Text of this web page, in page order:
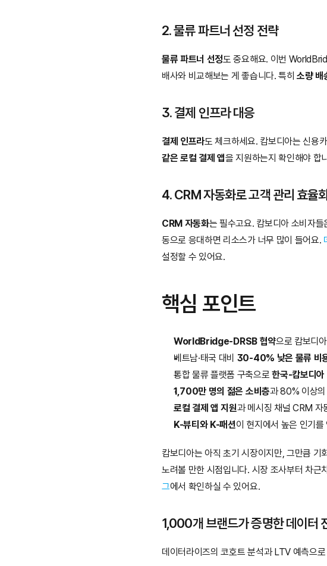
2. 물류 파트너 선정 전략
물류 파트너 선정도 중요해요. 이번
배사와 비교해보는 게 좋습니다. 특히 소량 배
3. 결제 인프라 대응
결제 인프라도 체크하세요. 캄보디아는 신용
같은 로컬 결제 앱을 지원하는지 확인해야 합
4. CRM 자동화로 고객 관리 효율
CRM 자동화는 필수고요. 캄보디아 소비자
동으로 응대하면 리소스가 너무 많이 들어요.
설정할 수 있어요.
핵심 포인트
WorldBridge-DRSB 협약으로 캄보디
베트남·태국 대비 30-40% 낮은 물류 비
통합 물류 플랫폼 구축으로 한국-캄보디
1,700만 명의 젊은 소비층과 80% 이상의
로컬 결제 앱 지원과 메시징 채널 CRM 자
K-뷰티와 K-패션이 현지에서 높은 인기
캄보디아는 아직 초기 시장이지만, 그만큼
노려볼 만한 시점입니다. 시장 조사부터 차근
그에서 확인하실 수 있어요.
1,000개 브랜드가 증명한 데이터
데이터라이즈의 코호트 분석과 LTV 예측으